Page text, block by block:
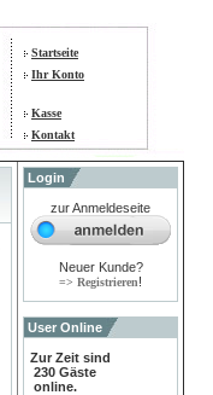
Startseite
Ihr Konto
Kasse
Kontakt
Login
zur Anmeldeseite
Neuer Kunde?
=> Registrieren!
User Online
Zur Zeit sind
230 Gäste
online.